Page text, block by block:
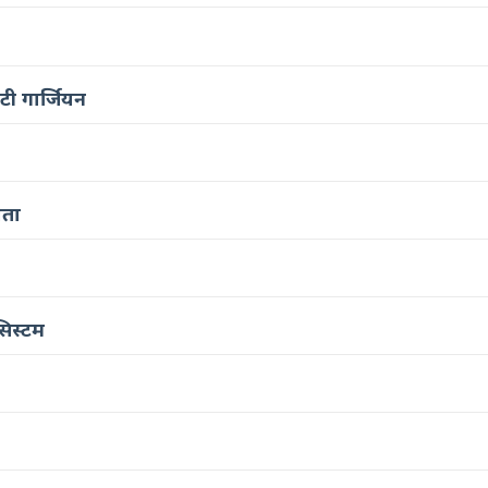
गार्जियन